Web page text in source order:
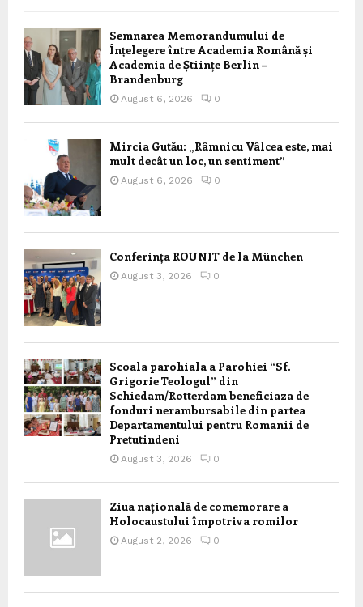
Semnarea Memorandumului de
Înțelegere între Academia Română și
Academia de Științe Berlin –
Brandenburg
August 6, 2026 0
Mircia Gutău: „Râmnicu Vâlcea este, mai
mult decât un loc, un sentiment”
August 6, 2026 0
Conferința ROUNIT de la München
August 3, 2026 0
Scoala parohiala a Parohiei “Sf.
Grigorie Teologul” din
Schiedam/Rotterdam beneficiaza de
fonduri nerambursabile din partea
Departamentului pentru Romanii de
Pretutindeni
August 3, 2026 0
Ziua națională de comemorare a
Holocaustului împotriva romilor
August 2, 2026 0